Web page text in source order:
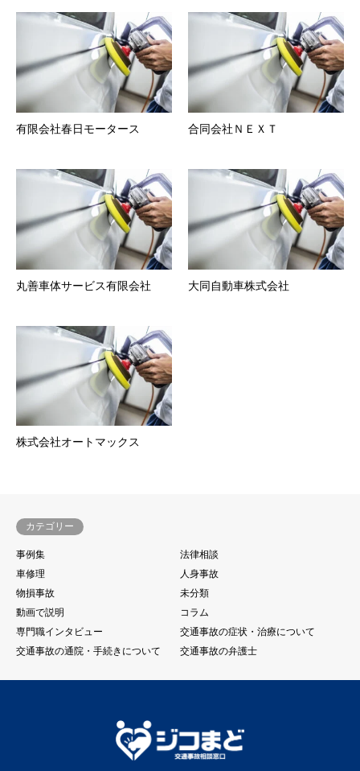
有限会社春日モータース 合同会社ＮＥＸＴ
丸善車体サービス有限会社 大同自動車株式会社
株式会社オートマックス
カテゴリー
事例集
法律相談
車修理
人身事故
物損事故
未分類
動画で説明
コラム
専門職インタビュー
交通事故の症状・治療について
交通事故の通院・手続きについて
交通事故の弁護士